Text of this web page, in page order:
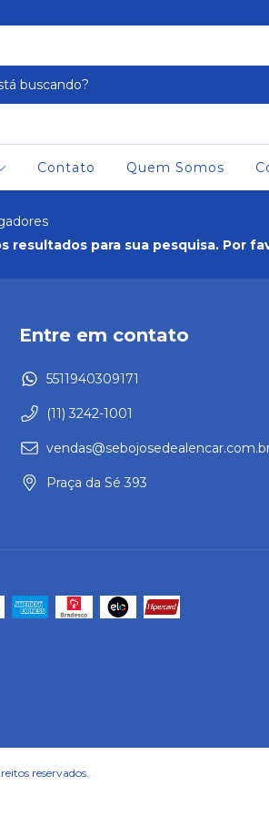
Contato Quem Somos
resultados para sua pesquisa. Por
Entre em contato
5511940309171
(11) 3242-1001
Praça da Sé 393
reservados.